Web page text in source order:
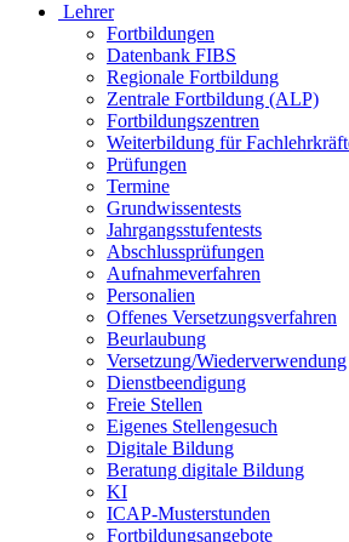
Lehrer
Fortbildungen
Datenbank FIBS
Regionale Fortbildung
Zentrale Fortbildung (ALP)
Fortbildungszentren
Weiterbildung für
Prüfungen
Termine
Grundwissentests
Jahrgangsstufentests
Abschlussprüfungen
Aufnahmeverfahren
Personalien
Offenes Versetzungsverfahren
Beurlaubung
Versetzung/Wiederverwendung
Dienstbeendigung
Freie Stellen
Eigenes Stellengesuch
Digitale Bildung
Beratung digitale Bildung
KI
ICAP-Musterstunden
Fortbildungsangebote